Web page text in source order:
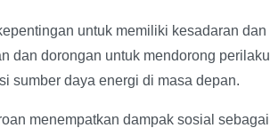
untuk memiliki kesadaran dan
dan dorongan untuk mendorong perilaku
sumber daya energi di masa depan.
menempatkan dampak sosial sebagai